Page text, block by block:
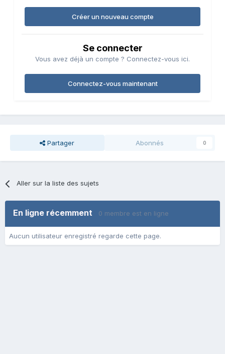
Créer un nouveau compte
Se connecter
Vous avez déjà un compte ? Connectez-vous ici.
Connectez-vous maintenant
Partager Abonnés 0
Aller sur la liste des sujets
En ligne récemment 0 membre est en ligne
Aucun utilisateur enregistré regarde cette page.